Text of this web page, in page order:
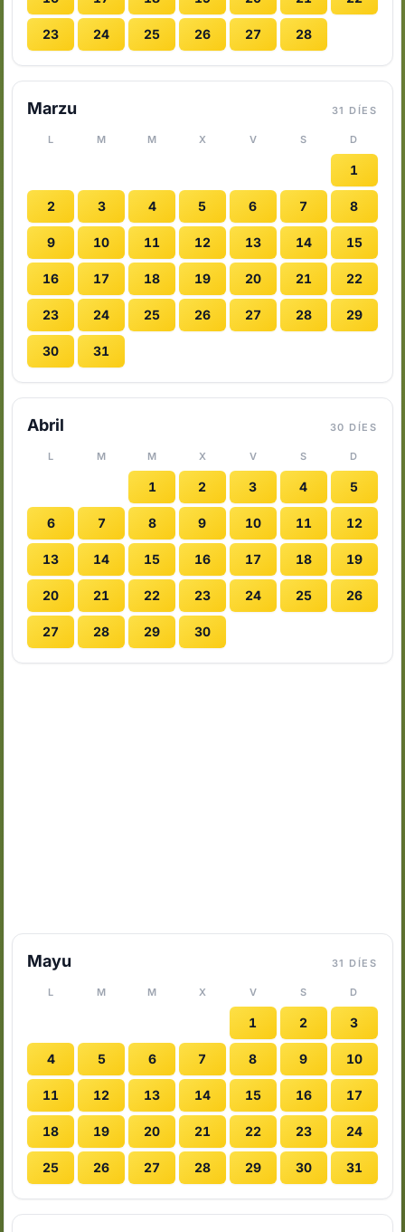
23 24 25 26 27 28
Marzu 31 DÍES
L M M X V S D
1
2 3 4 5 6 7 8
9 10 11 12 13 14 15
16 17 18 19 20 21 22
23 24 25 26 27 28 29
30 31
Abril 30 DÍES
L M M X V S D
1 2 3 4 5
6 7 8 9 10 11 12
13 14 15 16 17 18 19
20 21 22 23 24 25 26
27 28 29 30
Mayu 31 DÍES
L M M X V S D
1 2 3
4 5 6 7 8 9 10
11 12 13 14 15 16 17
18 19 20 21 22 23 24
25 26 27 28 29 30 31